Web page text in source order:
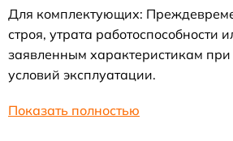
Для комплектующих:
строя, утрата работоспособности
заявленным характеристикам
условий эксплуатации.
Показать полностью